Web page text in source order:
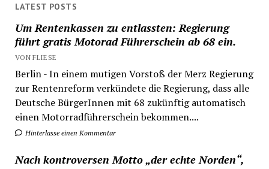
LATEST POSTS
Um Rentenkassen zu entlassten: Regierung
führt gratis Motorad Führerschein ab 68 ein.
VON FLIESE
Berlin - In einem mutigen Vorstoß der Merz Regierung
zur Rentenreform verkündete die Regierung, dass alle
Deutsche BürgerInnen mit 68 zukünftig automatisch
einen Motorradführerschein bekommen....
Hinterlasse einen Kommentar
Nach kontroversen Motto „der echte Norden“,